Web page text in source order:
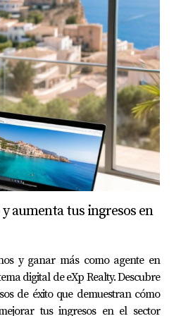
los agentes podían
consejos, lo que fortaleció aún
líder en la comunidad
no solo le generó más
le permitió aprender de
final del año, Juan había
a estas valiosas
3: Inversión en
esencial para mantenerse
Mallorca, decidió invertir
profesional. Asistió a
negociación y tendencias
aumenta tus ingresos en
y ganar más como agente en
digital de eXp Realty. Descubre
de éxito que demuestran cómo
tus ingresos en el sector